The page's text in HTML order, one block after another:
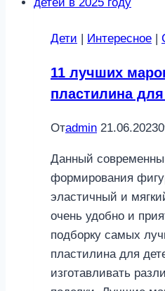
году
Дети Интересное
11 лучших
пластилина
Отadmin 21.06.2023
Данный
формирования
эластичный и
очень удобно и
подборку самых
пластилина для
изготавливать